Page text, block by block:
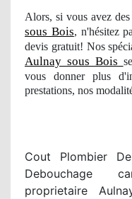
Alors, si vous avez
sous Bois, n'hésitez
devis gratuit! Nos
Aulnay sous Bois
vous donner plus
prestations, nos modalit
Cout Plombier
Debouchage
proprietaire